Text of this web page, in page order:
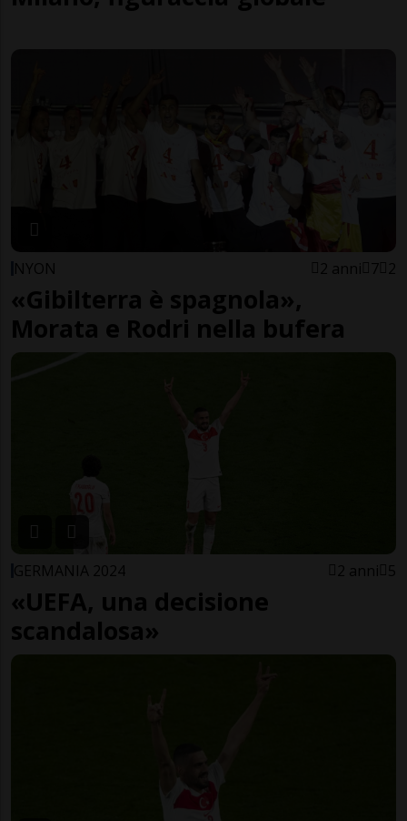
NYON 2 anni 7 2
«Gibilterra è spagnola»,
Morata e Rodri nella bufera
GERMANIA 2024 2 anni 5
«UEFA, una decisione
scandalosa»